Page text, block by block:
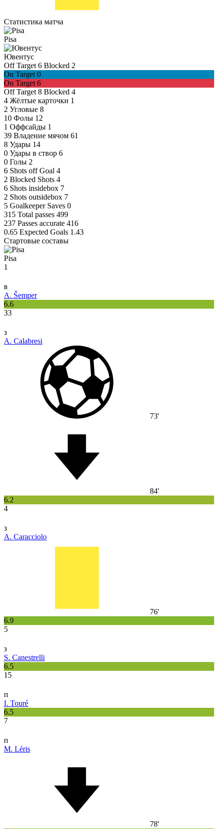
Статистика матча
Pisa
Ювентус
Off Target 6 Blocked 2
On Target 0
On Target 6
Off Target 8 Blocked 4
4 Жёлтые карточки 1
2 Угловые 8
10 Фолы 12
1 Оффсайды 1
39 Владение мячом 61
8 Удары 14
0 Удары в створ 6
0 Голы 2
6 Shots off Goal 4
2 Blocked Shots 4
6 Shots insidebox 7
2 Shots outsidebox 7
5 Goalkeeper Saves 0
315 Total passes 499
237 Passes accurate 416
0.65 Expected Goals 1.43
Стартовые составы
Pisa
1
в
A. Šemper
6.6
33
з
A. Calabresi
73'
84'
6.2
4
з
A. Caracciolo
76'
6.9
5
з
S. Canestrelli
6.5
15
п
I. Touré
6.5
7
п
M. Léris
78'